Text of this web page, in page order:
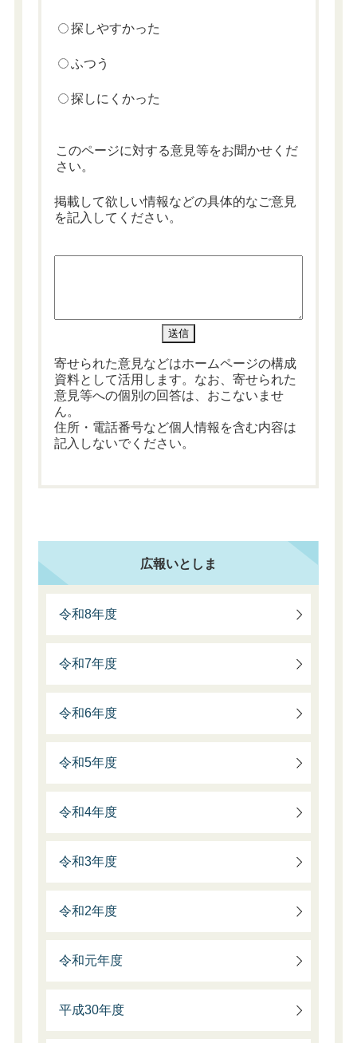
探しやすかった
ふつう
探しにくかった
このページに対する意見等をお聞かせくだ
さい。
掲載して欲しい情報などの具体的なご意見
を記入してください。
寄せられた意見などはホームページの構成
資料として活用します。なお、寄せられた
意見等への個別の回答は、おこないませ
ん。
住所・電話番号など個人情報を含む内容は
記入しないでください。
広報いとしま
令和8年度
令和7年度
令和6年度
令和5年度
令和4年度
令和3年度
令和2年度
令和元年度
平成30年度